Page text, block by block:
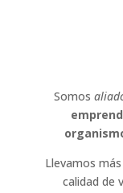
Somos
Llevamos
calidad de